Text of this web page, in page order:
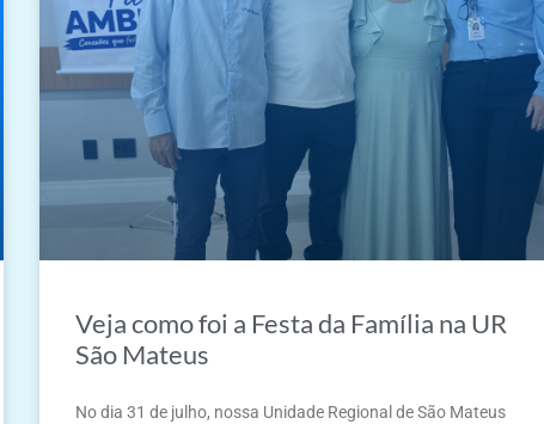
Veja como foi a Festa da Família na UR
São Mateus
No dia 31 de julho, nossa Unidade Regional de São Mateus